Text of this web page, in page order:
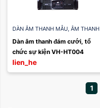
DÀN ÂM THANH MẪU, ÂM THANH
Dàn âm thanh đám cưới, tổ
chức sự kiện VH-HT004
lien_he
1